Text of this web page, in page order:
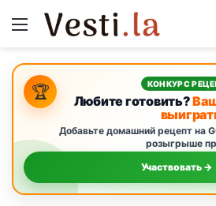
Menu
🏆 КОНКУРС
Любите готовить?
Добавьте домашний рецепт на
розыгрыше
Участвовать →